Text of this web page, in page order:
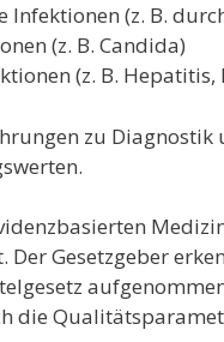
Infektionen (z. B.
(z. B. Candida)
(z. B. Hepatitis,
zu
Der Gesetzgeber
die